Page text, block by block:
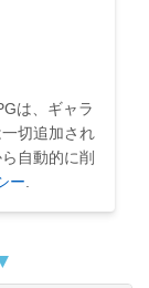
は、ギャラ
切追加され
自動的に削
ー.